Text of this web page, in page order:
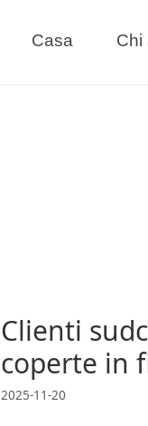
Casa Chi
Clienti
coperte in
2025-11-20